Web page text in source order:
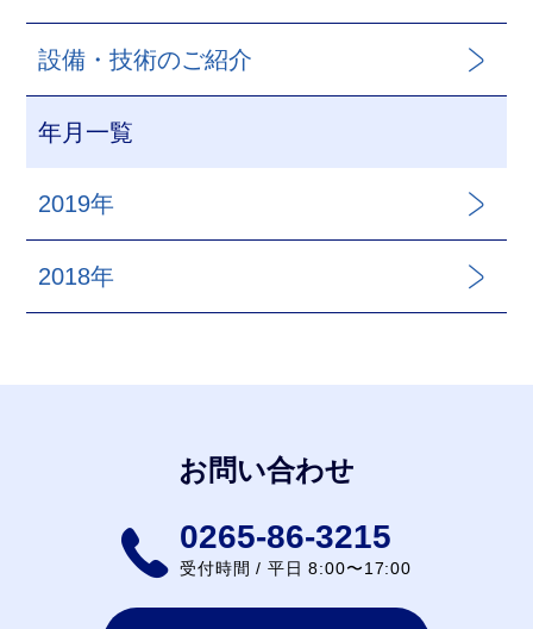
設備・技術のご紹介
年月一覧
2019年
2018年
お問い合わせ
0265-86-3215
受付時間 / 平日 8:00〜17:00